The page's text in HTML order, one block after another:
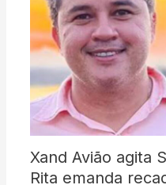
Xand Avião agita
Rita emanda